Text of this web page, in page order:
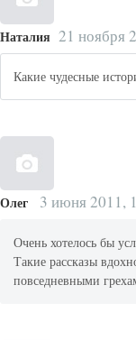
Наталия 21 ноября
Какие чудесные
Олег 3 июня 2011,
Очень хотелось бы
Такие рассказы
повседневными